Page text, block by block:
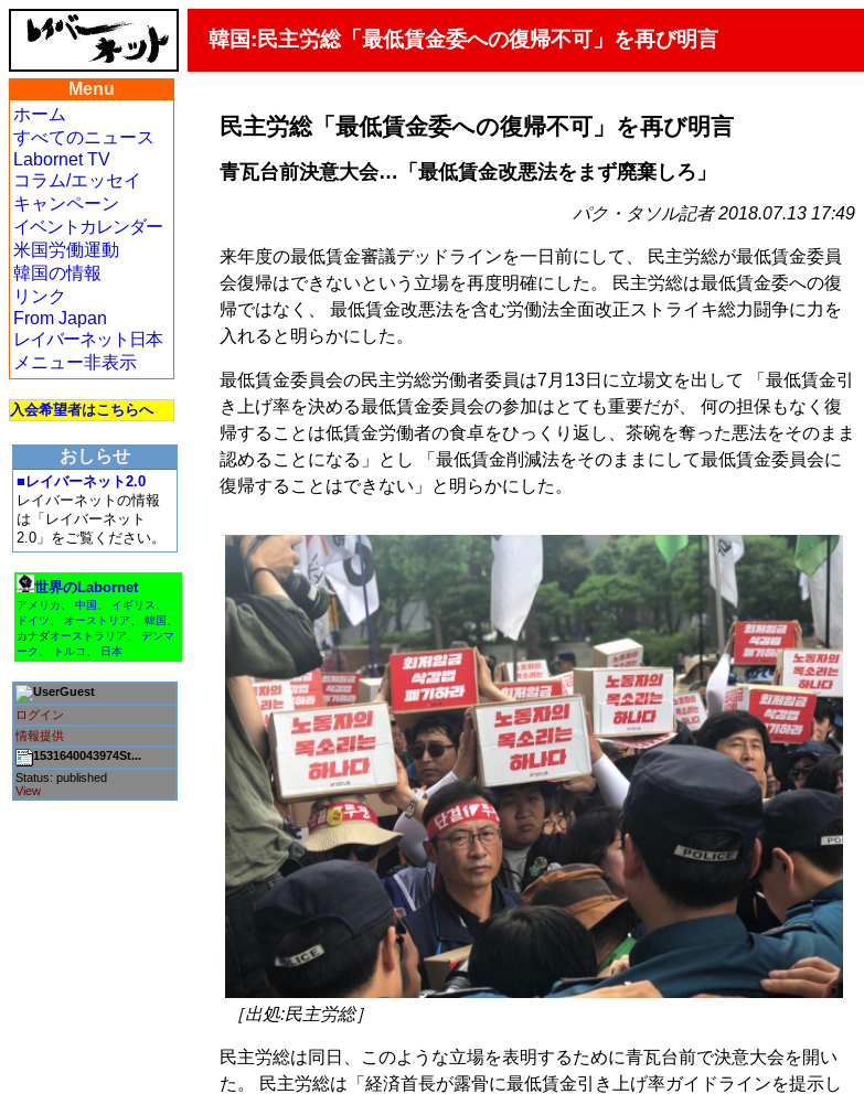
韓国:民主労総「最低賃金委への復帰不可」を再び明言
Menu
ホーム
すべてのニュース
Labornet TV
コラム/エッセイ
キャンペーン
イベントカレンダー
米国労働運動
韓国の情報
リンク
From Japan
レイバーネット日本
メニュー非表示
入会希望者はこちらへ
おしらせ
■レイバーネット2.0
レイバーネットの情報
は「レイバーネット
2.0」をご覧ください。
世界のLabornet
アメリカ 中国 イギリス
ドイツ
オーストリア 韓国
カナダオーストラリア
デンマ
ーク
トルコ 日本
Guest
ログイン
情報提供
1531640043974St...
Status: published
View
民主労総「最低賃金委への復帰不可」を再び明言
青瓦台前決意大会…「最低賃金改悪法をまず廃棄しろ」
パク・タソル記者 2018.07.13 17:49
来年度の最低賃金審議デッドラインを一日前にして、 民主労総が最低賃金委員
会復帰はできないという立場を再度明確にした。 民主労総は最低賃金委への復
帰ではなく、 最低賃金改悪法を含む労働法全面改正ストライキ総力闘争に力を
入れると明らかにした。
最低賃金委員会の民主労総労働者委員は7月13日に立場文を出して 「最低賃金引
き上げ率を決める最低賃金委員会の参加はとても重要だが、 何の担保もなく復
帰することは低賃金労働者の食卓をひっくり返し、茶碗を奪った悪法をそのまま
認めることになる」とし 「最低賃金削減法をそのままにして最低賃金委員会に
復帰することはできない」と明らかにした。
［出処:民主労総］
民主労総は同日、このような立場を表明するために青瓦台前で決意大会を開い
た。 民主労総は「経済首長が露骨に最低賃金引き上げ率ガイドラインを提示し